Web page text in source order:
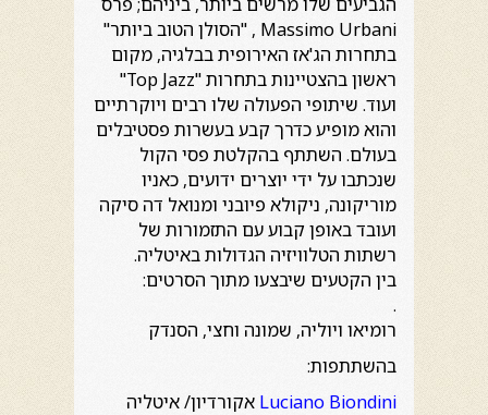
Massimo Urbani , "הסולן הטוב ביותר"
בתחרות הג'אז האירופית בבלגיה, מקום
ראשון בהצטיינות בתחרות "Top Jazz"
ועוד. שיתופי הפעולה שלו רבים ויוקרתיים
והוא מופיע כדרך קבע בעשרות פסטיבלים
בעולם. השתתף בהקלטת פסי הקול
שנכתבו על ידי יוצרים ידועים, כאניו
מוריקונה, ניקולא פיובני ומנואל דה סיקה
ועובד באופן קבוע עם התזמורות של
רשתות הטלוויזיה הגדולות באיטליה.
בין הקטעים שיבצעו מתוך הסרטים:
.
רומיאו ויוליה, שמונה וחצי, הסנדק
בהשתתפות:
Luciano Biondini אקורדיון/ איטליה